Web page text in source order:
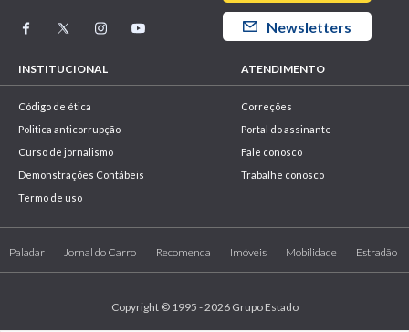
INSTITUCIONAL
Código de ética
Politica anticorrupção
Curso de jornalismo
Demonstrações Contábeis
Termo de uso
ATENDIMENTO
Correções
Portal do assinante
Fale conosco
Trabalhe conosco
Newsletters
Paladar Jornal do Carro Recomenda Imóveis Mobilidade Estradão
Copyright © 1995 - 2026 Grupo Estado